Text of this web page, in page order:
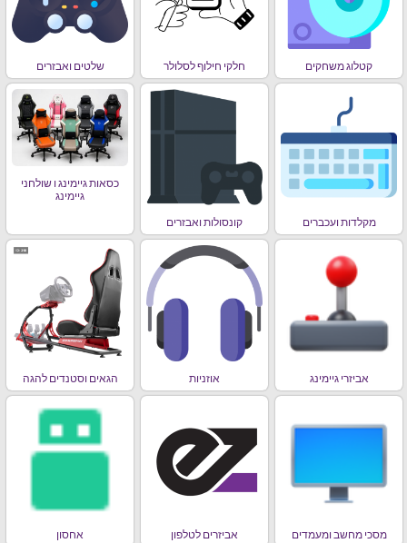
קטלוג משחקים חלקי חילוף לסלולר שלטים ואבזרים
מקלדות ועכברים קונסולות ואבזרים
כסאות גיימינג ו שולחני
גיימינג
אביזרי גיימינג אוזניות הגאים וסטנדים להגה
מסכי מחשב ומעמדים אביזרים לטלפון אחסון